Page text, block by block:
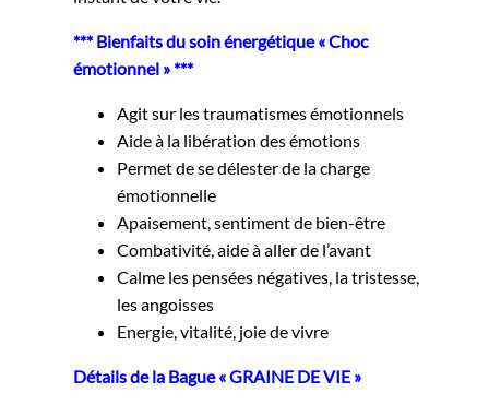
*** Bienfaits du soin énergétique « Choc
émotionnel » ***
Agit sur les traumatismes émotionnels
Aide à la libération des émotions
Permet de se délester de la charge
émotionnelle
Apaisement, sentiment de bien-être
Combativité, aide à aller de l’avant
Calme les pensées négatives, la tristesse,
les angoisses
Energie, vitalité, joie de vivre
Détails de la Bague « GRAINE DE VIE »